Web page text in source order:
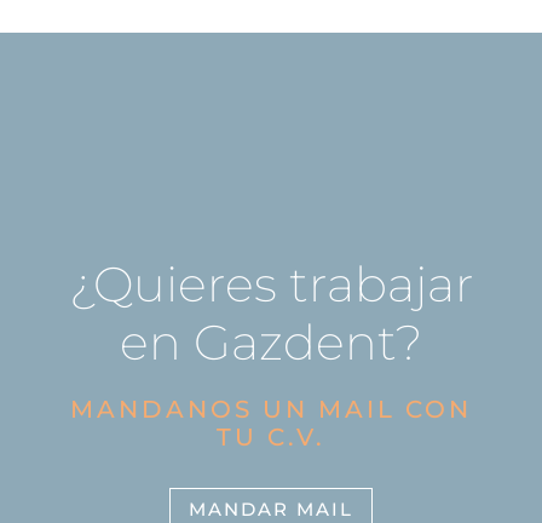
¿Quieres trabajar
en Gazdent?
MANDANOS UN MAIL CON
TU C.V.
MANDAR MAIL